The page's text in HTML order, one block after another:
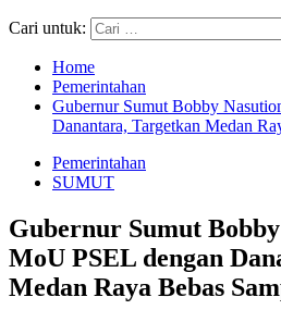
Cari untuk:
Home
Pemerintahan
Gubernur Sumut Bobby
Danantara, Targetkan Medan
Pemerintahan
SUMUT
Gubernur Sumut
MoU PSEL dengan
Medan Raya Bebas